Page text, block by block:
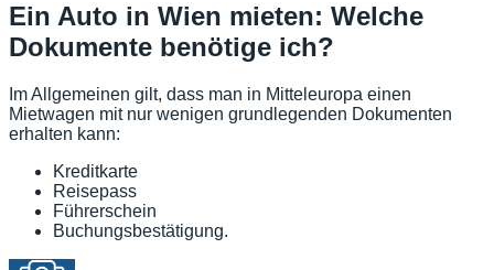
Ein Auto in Wien mieten: Welche
Dokumente benötige ich?
Im Allgemeinen gilt, dass man in Mitteleuropa einen
Mietwagen mit nur wenigen grundlegenden Dokumenten
erhalten kann:
Kreditkarte
Reisepass
Führerschein
Buchungsbestätigung.